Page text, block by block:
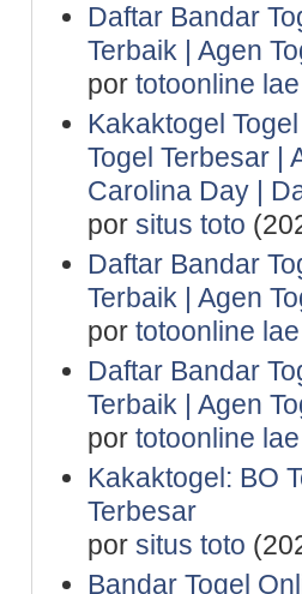
Daftar Bandar
Terbaik | Agen
por totoonline lae
Kakaktogel
Togel Terbesar |
Carolina Day |
por situs toto
Daftar Bandar
Terbaik | Agen
por totoonline lae
Daftar Bandar
Terbaik | Agen
por totoonline lae
Kakaktogel: BO
Terbesar
por situs toto
Bandar Togel